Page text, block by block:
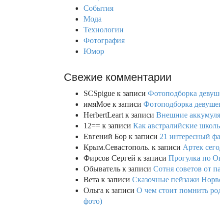
События
Мода
Технологии
Фотография
Юмор
Свежие комментарии
SCSpigue к записи Фотоподборка
имяМое к записи Фотоподборка
HerbertLeart к записи Внешние
12== к записи Как австралийские
Евгений Бор к записи 21 интересный
Крым.Севастополь. к записи Артек
Фирсов Сергей к записи Прогулка по
Обыватель к записи Сотня советов от
Вета к записи Сказочные пейзажи
Ольга к записи О чем стоит помнить
фото)